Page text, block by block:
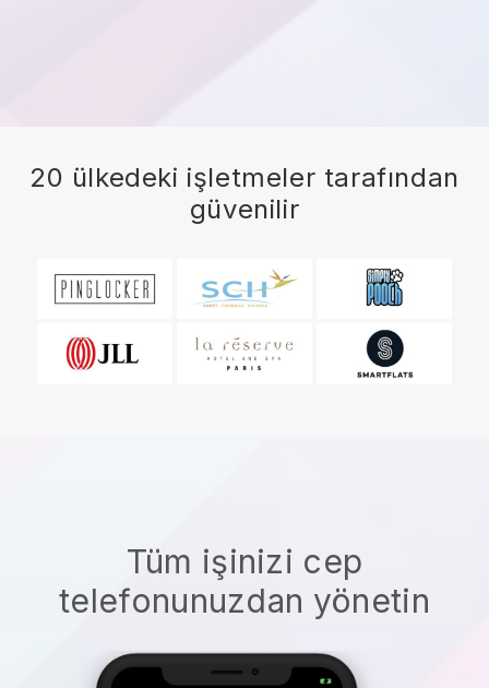
20 ülkedeki işletmeler tarafından
güvenilir
Tüm işinizi cep
telefonunuzdan yönetin